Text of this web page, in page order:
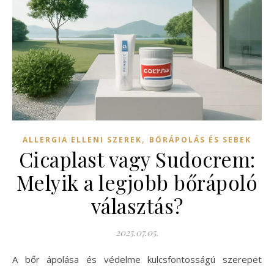
ALLERGIA ELLENI SZEREK, BŐRÁPOLÁS ÉS SEBEK
Cicaplast vagy Sudocrem:
Melyik a legjobb bőrápoló
választás?
2025.07.05.
A bőr ápolása és védelme kulcsfontosságú szerepet